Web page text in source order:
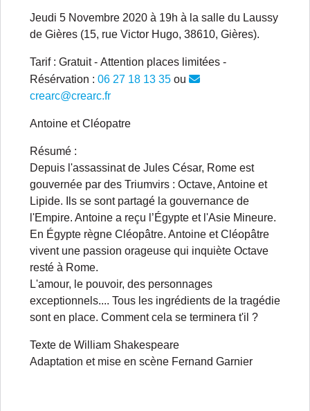
Jeudi 5 Novembre 2020 à 19h à la salle du Laussy
de Gières (15, rue Victor Hugo, 38610, Gières).
Tarif : Gratuit - Attention places limitées -
Résérvation : 06 27 18 13 35 ou
crearc@crearc.fr
Antoine et Cléopatre
Résumé :
Depuis l'assassinat de Jules César, Rome est
gouvernée par des Triumvirs : Octave, Antoine et
Lipide. Ils se sont partagé la gouvernance de
l'Empire. Antoine a reçu l’Égypte et l'Asie Mineure.
En Égypte règne Cléopâtre. Antoine et Cléopâtre
vivent une passion orageuse qui inquiète Octave
resté à Rome.
L'amour, le pouvoir, des personnages
exceptionnels.... Tous les ingrédients de la tragédie
sont en place. Comment cela se terminera t'il ?
Texte de William Shakespeare
Adaptation et mise en scène Fernand Garnier